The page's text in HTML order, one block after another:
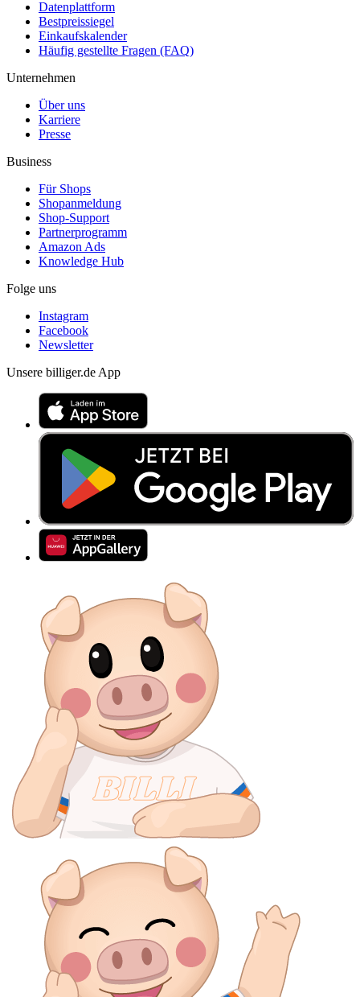
Datenplattform
Bestpreissiegel
Einkaufskalender
Häufig gestellte Fragen (FAQ)
Unternehmen
Über uns
Karriere
Presse
Business
Für Shops
Shopanmeldung
Shop-Support
Partnerprogramm
Amazon Ads
Knowledge Hub
Folge uns
Instagram
Facebook
Newsletter
Unsere billiger.de App